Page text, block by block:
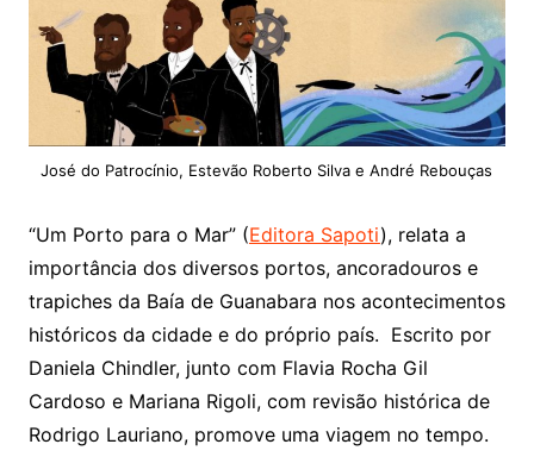
José do Patrocínio, Estevão Roberto Silva e André Rebouças
“Um Porto para o Mar” (Editora Sapoti), relata a
importância dos diversos portos, ancoradouros e
trapiches da Baía de Guanabara nos acontecimentos
históricos da cidade e do próprio país. Escrito por
Daniela Chindler, junto com Flavia Rocha Gil
Cardoso e Mariana Rigoli, com revisão histórica de
Rodrigo Lauriano, promove uma viagem no tempo.